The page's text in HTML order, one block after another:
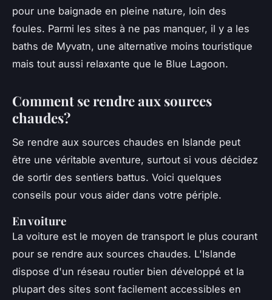
pour une baignade en pleine nature, loin des
foules. Parmi les sites à ne pas manquer, il y a les
baths de Myvatn, une alternative moins touristique
mais tout aussi relaxante que le Blue Lagoon.
Comment se rendre aux sources
chaudes?
Se rendre aux sources chaudes en Islande peut
être une véritable aventure, surtout si vous décidez
de sortir des sentiers battus. Voici quelques
conseils pour vous aider dans votre périple.
En voiture
La voiture est le moyen de transport le plus courant
pour se rendre aux sources chaudes. L'Islande
dispose d'un réseau routier bien développé et la
plupart des sites sont facilement accessibles en